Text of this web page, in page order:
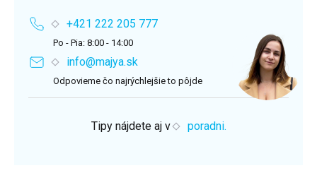
+421 222 205 777
Po - Pia: 8:00 - 14:00
info@majya.sk
Odpovieme čo najrýchlejšie to pôjde
Tipy nájdete aj v poradni.